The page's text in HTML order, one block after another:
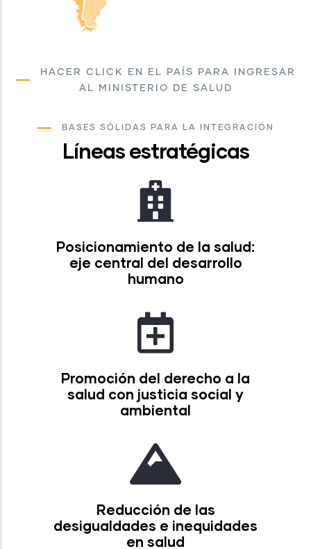
HACER CLICK EN EL PAÍS PARA INGRESAR
AL MINISTERIO DE SALUD
BASES SÓLIDAS PARA LA INTEGRACIÓN
Líneas estratégicas
Posicionamiento de la salud:
eje central del desarrollo
humano
Promoción del derecho a la
salud con justicia social y
ambiental
Reducción de las
desigualdades e inequidades
en salud